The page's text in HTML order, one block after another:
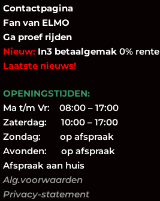
Contactpagina
Fan van ELMO
Ga proef rijden
Nieuw: In3 betaalgemak 0% rente
Laatste nieuws!
OPENINGSTIJDEN:
Ma t/m Vr: 08:00 – 17:00
Zaterdag: 10:00 – 17:00
Zondag: op afspraak
Avonden: op afspraak
Afspraak aan huis
Alg.voorwaarden
Privacy-statement